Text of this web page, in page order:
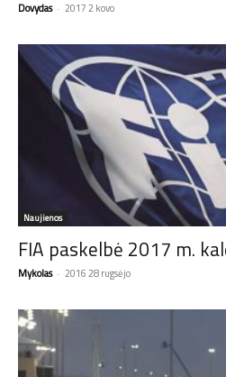
Dovydas - 2017 2 kovo
Naujienos
FIA paskelbė 2017 m.
Mykolas - 2016 28 rugsėjo